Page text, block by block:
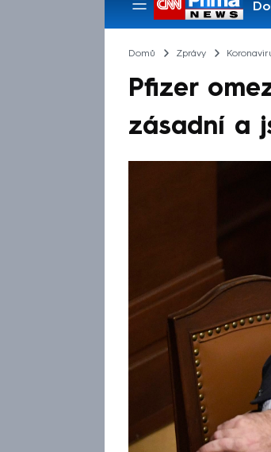
Domů Zprávy
Pfizer
zásadní a